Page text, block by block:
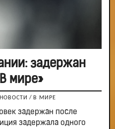
задержан
мире»
/ В МИРЕ
задержан после
задержала одного